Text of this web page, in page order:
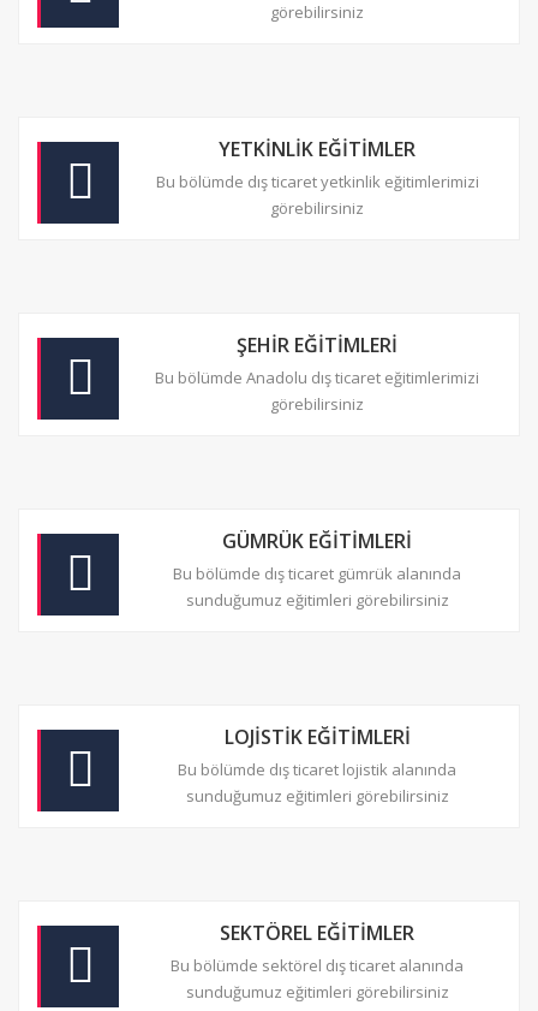
görebilirsiniz
YETKİNLİK EĞİTİMLER
Bu bölümde dış ticaret yetkinlik eğitimlerimizi
görebilirsiniz
ŞEHİR EĞİTİMLERİ
Bu bölümde Anadolu dış ticaret eğitimlerimizi
görebilirsiniz
GÜMRÜK EĞİTİMLERİ
Bu bölümde dış ticaret gümrük alanında
sunduğumuz eğitimleri görebilirsiniz
LOJİSTİK EĞİTİMLERİ
Bu bölümde dış ticaret lojistik alanında
sunduğumuz eğitimleri görebilirsiniz
SEKTÖREL EĞİTİMLER
Bu bölümde sektörel dış ticaret alanında
sunduğumuz eğitimleri görebilirsiniz